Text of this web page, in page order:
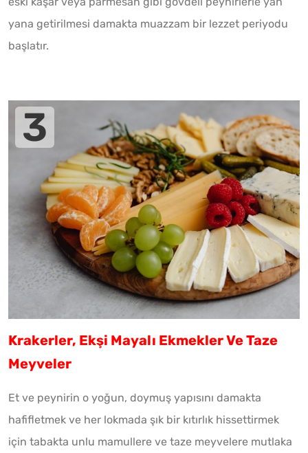
yana getirilmesi damakta muazzam bir lezzet periyodu
başlatır.
Krakerler, Ekşi Mayalı Ekmekler Ve Taze
Meyveler
Et ve peynirin o yoğun, doymuş yapısını damakta
hafifletmek ve her lokmada şık bir kıtırlık hissettirmek
için tabakta unlu mamullere ve taze meyvelere mutlaka